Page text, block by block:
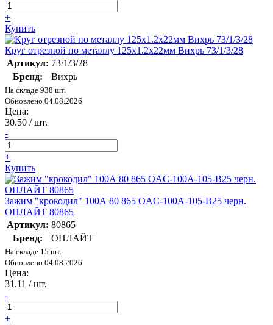
+
Купить
Круг отрезной по металлу 125х1.2х22мм Вихрь 73/1/3/28
Артикул: 73/1/3/28
Бренд:
Вихрь
На складе 938 шт.
Обновлено 04.08.2026
Цена:
30.50 / шт.
-
+
Купить
Зажим "крокодил" 100А 80 865 OAC-100A-105-B25 черн.
ОНЛАЙТ 80865
Артикул: 80865
Бренд:
ОНЛАЙТ
На складе 15 шт.
Обновлено 04.08.2026
Цена:
31.11 / шт.
-
+